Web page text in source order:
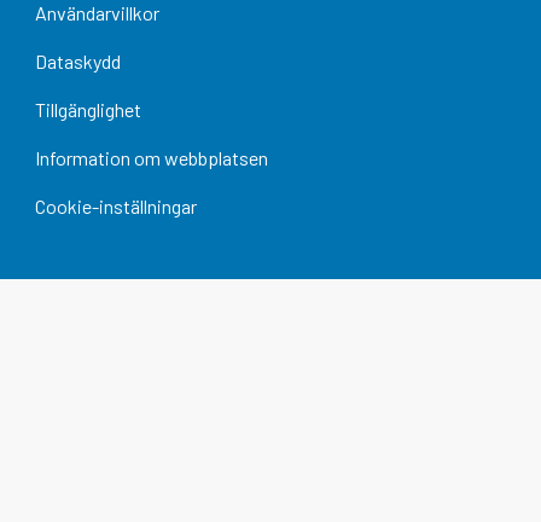
Användarvillkor
Dataskydd
Tillgänglighet
Information om webbplatsen
Cookie-inställningar